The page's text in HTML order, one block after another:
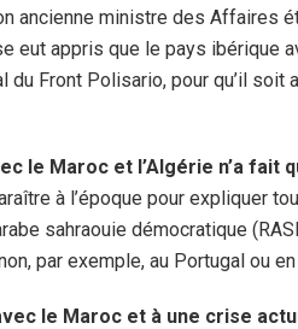
ancienne ministre des Affaires
eut appris que le pays ibérique
du Front Polisario, pour qu’il soit
le Maroc et l’Algérie n’a fait
à l’époque pour expliquer
sahraouie démocratique
par exemple, au Portugal ou en
le Maroc et à une crise